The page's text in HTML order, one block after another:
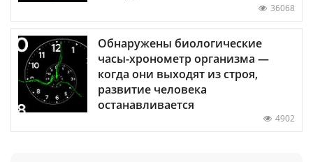
36068
Обнаружены биологические
часы-хронометр организма —
когда они выходят из строя,
развитие человека
останавливается
4902